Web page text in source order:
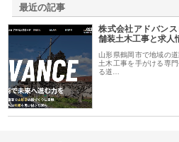
最近の記事
株式会社アドバン
舗装土木工事と求人
山形県鶴岡市で地域の
土木工事を手がける専
る道…